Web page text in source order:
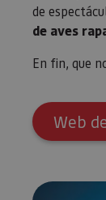
de
de aves
En fin, que
Web